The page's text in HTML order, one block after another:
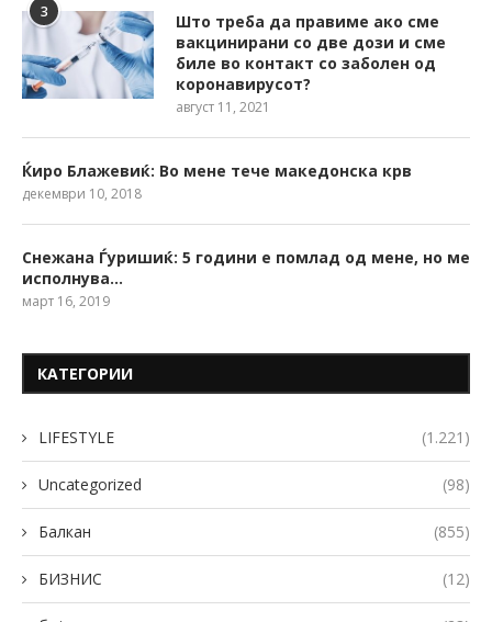
3
Што треба да правиме ако сме
вакцинирани со две дози и сме
биле во контакт со заболен од
коронавирусот?
август 11, 2021
Ќиро Блажевиќ: Во мене тече македонска крв
декември 10, 2018
Снежана Ѓуришиќ: 5 години е помлад од мене, но ме
исполнува…
март 16, 2019
КАТЕГОРИИ
LIFESTYLE (1.221)
Uncategorized (98)
Балкан (855)
БИЗНИС (12)